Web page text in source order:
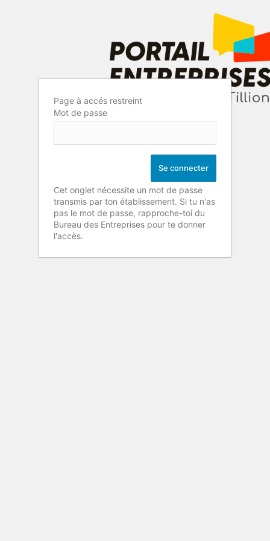
Page à accés restreint
Mot de passe
Cet onglet nécessite un mot de passe
transmis par ton établissement. Si tu n'as
pas le mot de passe, rapproche-toi du
Bureau des Entreprises pour te donner
l'accès.